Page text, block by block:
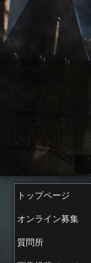
トップページ
オンライン募集
質問所